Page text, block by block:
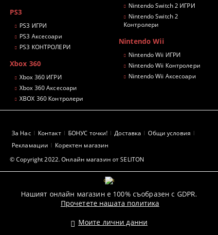
PS3
PS3 ИГРИ
PS3 Аксесоари
PS3 КОНТРОЛЕРИ
Xbox 360
Xbox 360 ИГРИ
Xbox 360 Аксесоари
XBOX 360 Контролери
Nintendo Switch 2 ИГРИ
Nintendo Switch 2
Контролери
Nintendo Wii
Nintendo Wii ИГРИ
Nintendo Wii Контролери
Nintendo Wii Аксесоари
© Copyright 2022. Онлайн магазин от SELITON
За Нас Контакт БОНУС точки! Доставка
Общи условия
Рекламации
Коректен магазин
GDPR
Нашият онлайн магазин е 100% съобразен с GDPR.
Прочетете нашата политика
Моите лични данни